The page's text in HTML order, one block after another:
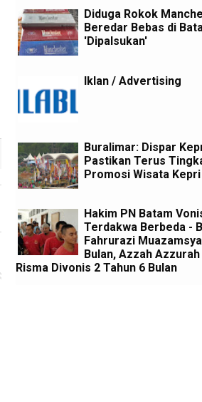
Diduga Rokok
Beredar Bebas di
'Dipalsukan'
Iklan / Advertising
Buralimar: Dispar
Pastikan Terus
Promosi Wisata Kepri
Hakim PN Batam
Terdakwa Berbeda -
Fahrurazi
Bulan, Azzah
Risma Divonis 2 Tahun 6 Bulan